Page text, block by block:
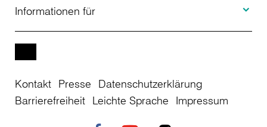
Studienberatung
Weiterbildung
Studienkolleg
Aktuelles
Veranstaltungen
Einrichtungen
Projekte
Informationen für
Studierende
Kontakt Presse
Datenschutzerklärung
Barrierefreiheit Leichte Sprache Impressum